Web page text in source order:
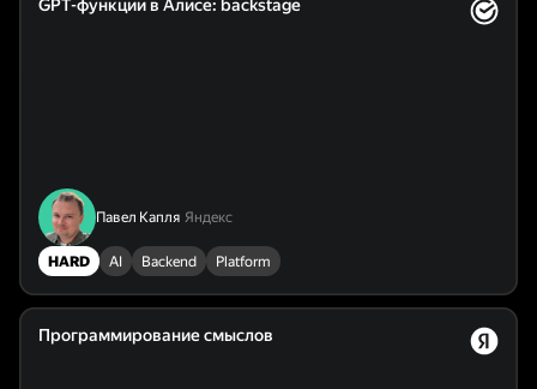
GPT-функции в Алисе: backstage
Павел Капля Яндекс
HARD AI Backend Platform
Программирование смыслов